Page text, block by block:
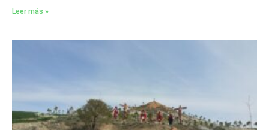
Leer más »